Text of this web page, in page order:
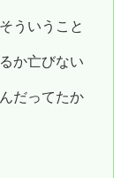
ういうこと
か亡びない
だってたか